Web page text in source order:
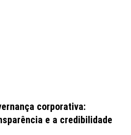
corporativa:
e a credibilidade